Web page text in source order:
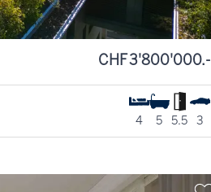
CHF 3'800'000.-
4 5 5.5 3